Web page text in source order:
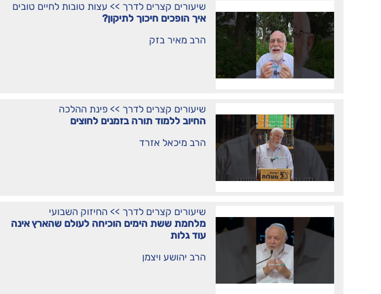
שיעורים קצרים לדרך >> עצות טובות לחיים טובים
איך הופכים חיכוך לתיקון?
הרב מאיר בזק
שיעורים קצרים לדרך >>פינת ההלכה
החיוב ללמוד תורה בזמנים לחוצים
הרב מיכאל אזרד
שיעורים קצרים לדרך >> החיזוק השבועי
מלחמת ששת הימים הוכיחה לעולם שהארץ אינה
עוד גלות
הרב יהושע ויצמן